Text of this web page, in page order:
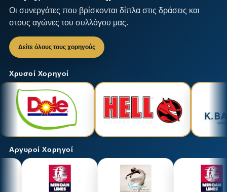
Οι συνεργάτες που βρίσκονται δίπλα στις δράσεις και
στους αγώνες του συλλόγου μας.
Δείτε όλους τους χορηγούς
Χρυσοί Χορηγοί
Αργυροί Χορηγοί